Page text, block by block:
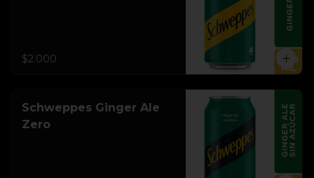
$2.000
Schweppes Ginger Ale
Zero